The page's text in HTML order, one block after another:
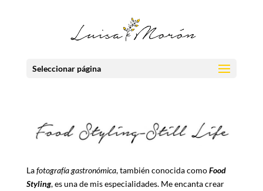
Seleccionar página
Lafotografía gastronómica, también conocida comoFood
Styling, es una de mis especialidades. Me encanta crear